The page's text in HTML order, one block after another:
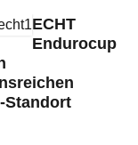
ECHT
Endurocup
Standort